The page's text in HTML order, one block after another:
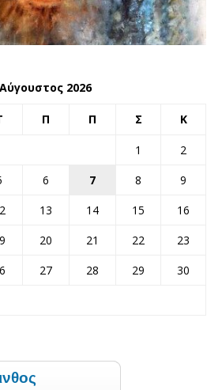
Αύγουστος 2026
Π Π Σ Κ
1
2
6 7 8
9
13 14 15
16
20 21 22
23
27 28 29
30